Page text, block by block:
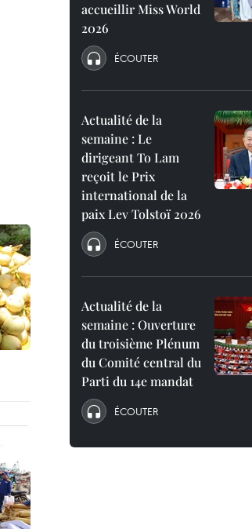
accueillir Miss World
2026
ÉCOUTER
Actualité de la
semaine : Le
dirigeant To Lam
reçoit le Prix
international de la
paix Lev Tolstoï 2026
ÉCOUTER
Actualité de la
semaine : Ouverture
du troisième Plénum
du Comité central du
Parti du 14e mandat
ÉCOUTER